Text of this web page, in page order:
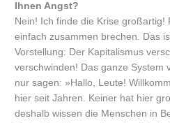
Ihnen Angst?
Nein! Ich finde die Krise großartig!
einfach zusammen brechen. Das
Vorstellung: Der Kapitalismus
verschwinden! Das ganze System
nur sagen: »Hallo, Leute!
hier seit Jahren. Keiner hat hier
deshalb wissen die Menschen in